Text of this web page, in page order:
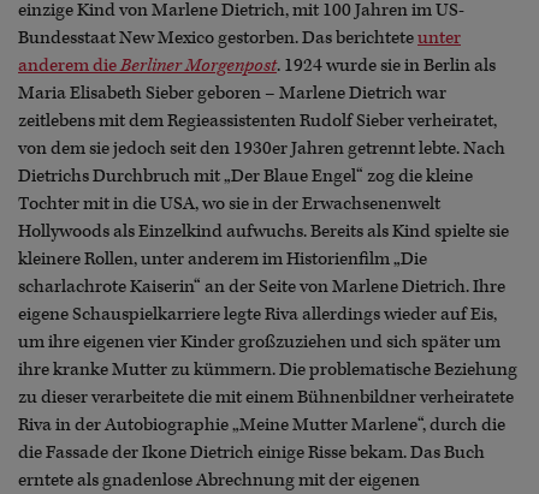
einzige Kind von Marlene Dietrich, mit 100 Jahren im US-
Bundesstaat New Mexico gestorben. Das berichteteunter
anderem dieBerliner Morgenpost. 1924 wurde sie in Berlin als
Maria Elisabeth Sieber geboren – Marlene Dietrich war
zeitlebens mit dem Regieassistenten Rudolf Sieber verheiratet,
von dem sie jedoch seit den 1930er Jahren getrennt lebte. Nach
Dietrichs Durchbruch mit „Der Blaue Engel“ zog die kleine
Tochter mit in die USA, wo sie in der Erwachsenenwelt
Hollywoods als Einzelkind aufwuchs. Bereits als Kind spielte sie
kleinere Rollen, unter anderem im Historienfilm „Die
scharlachrote Kaiserin“ an der Seite von Marlene Dietrich. Ihre
eigene Schauspielkarriere legte Riva allerdings wieder auf Eis,
um ihre eigenen vier Kinder großzuziehen und sich später um
ihre kranke Mutter zu kümmern. Die problematische Beziehung
zu dieser verarbeitete die mit einem Bühnenbildner verheiratete
Riva in der Autobiographie „Meine Mutter Marlene“, durch die
die Fassade der Ikone Dietrich einige Risse bekam. Das Buch
erntete als gnadenlose Abrechnung mit der eigenen